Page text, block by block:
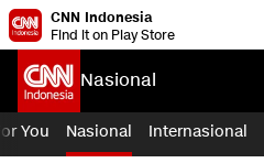
CNN Indonesia
Find it on Play Store
Nasional
You Nasional Internasional